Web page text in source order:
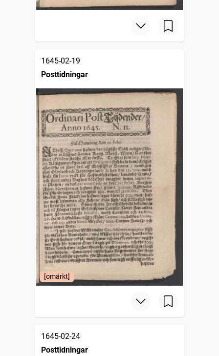
1645-02-19
Posttidningar
[omärkt]
1645-02-24
Posttidningar